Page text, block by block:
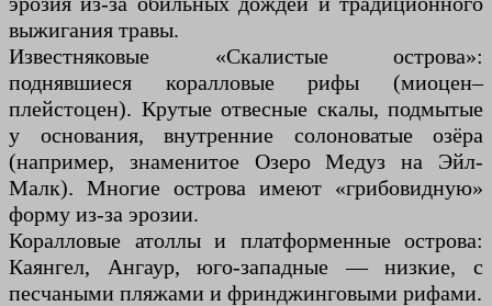
выжигания травы.
Известняковые «Скалистые острова»:
поднявшиеся коралловые рифы (миоцен–
плейстоцен). Крутые отвесные скалы, подмытые
у основания, внутренние солоноватые озёра
(например, знаменитое Озеро Медуз на Эйл-
Малк). Многие острова имеют «грибовидную»
форму из-за эрозии.
Коралловые атоллы и платформенные острова:
Каянгел, Ангаур, юго-западные — низкие, с
песчаными пляжами и фринджинговыми рифами.